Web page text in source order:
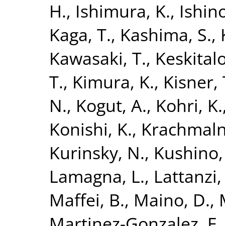
H., Ishimura, K.,
Kaga, T., Kashima, S.,
Kawasaki, T.,
T., Kimura, K., Kisner,
N., Kogut, A., Kohri, K.
Konishi, K.,
Kurinsky, N.,
Lamagna, L.,
Maffei, B., Maino, D.,